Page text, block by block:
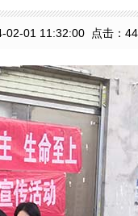
02-01 11:32:00 点击：